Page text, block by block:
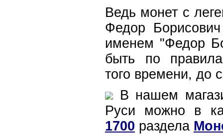
Ведь монет с
Федор
именем "Федор
быть по
того времени, до
В нашем
Руси можно в
1700 раздела